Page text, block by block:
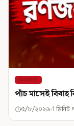
বিনোদন
পাঁচ মাসেই
৫/৮/২০২৬ 1 মিনিট